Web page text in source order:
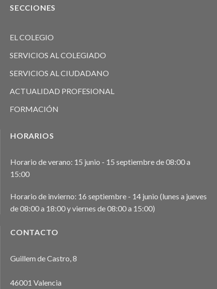
SECCIONES
EL COLEGIO
SERVICIOS AL COLEGIADO
SERVICIOS AL CIUDADANO
ACTUALIDAD PROFESIONAL
FORMACIÓN
HORARIOS
Horario de verano: 15 junio - 15 septiembre de 08:00 a
15:00
Horario de invierno: 16 septiembre - 14 junio (lunes a jueves
de 08:00 a 18:00 y viernes de 08:00 a 15:00)
CONTACTO
Guillem de Castro, 8
46001 Valencia